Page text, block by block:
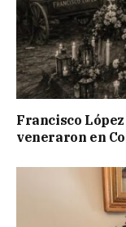
Francisco
veneraron en